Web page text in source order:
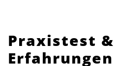
Praxistest &
Erfahrungen